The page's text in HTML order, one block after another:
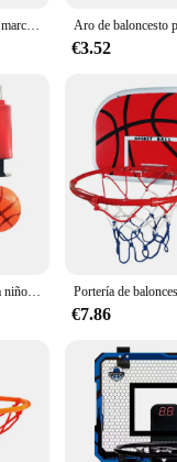
rim, and all the
other suitable
feel of a professional
of this hoop
an excellent choice for
Mini aro de baloncesto con marcador electrónico para niños, bola deportiva, tablero trasero para exteriores, interior, accesorio de ejercicio, juguetes de juego divertidos
€3.52
Mini aro de baloncesto para niños con marcador electrónico, tablero trasero deportivo, accesorio de excerssión para interiores y exteriores, juguetes de juego divertidos
€7.86